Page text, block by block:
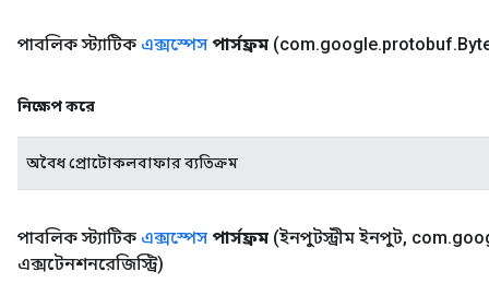
পাবলিক স্ট্যাটিক এক্সস্পেস পার্সফ্রম (com.google.protobuf.
নিক্ষেপ করে
অবৈধ প্রোটোকলবাফার ব্যতিক্রম
পাবলিক স্ট্যাটিক এক্সস্পেস পার্সফ্রম (ইনপুটস্ট্রীম ইনপুট, com.
এক্সটেনশনরেজিস্ট্রি)